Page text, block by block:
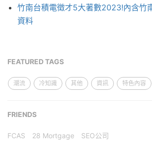
竹南台積電徵才5大著數2023!內含竹
資料
FEATURED TAGS
潮流 冷知識 其他 資訊 特色內容
FRIENDS
FCAS 28 Mortgage SEO公司